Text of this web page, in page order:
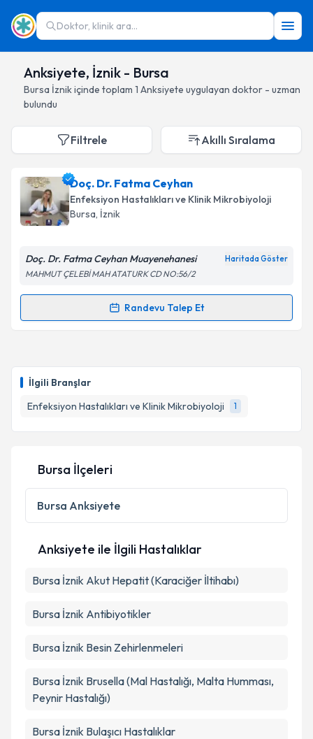
Doktor, klinik ara...
Anksiyete, İznik - Bursa
Bursa İznikiçinde toplam 1 Anksiyete uygulayan doktor - uzman
bulundu
İlgili Branşlar
Enfeksiyon Hastalıkları ve Klinik Mikrobiyoloji
1
Filtrele Akıllı Sıralama
Doç. Dr. Fatma Ceyhan
Enfeksiyon Hastalıkları ve Klinik Mikrobiyoloji
Bursa, İznik
Doç. Dr. Fatma Ceyhan Muayenehanesi Haritada Göster
MAHMUT ÇELEBİ MAH ATATURK CD NO:56/2
Randevu Talep Et
Randevu Takvimi Talebi
takvim hazırlandığında e-posta ile bilgilendireceğiz.
Kişisel verilerimin işlenmesine ilişkinAydınlatma
Metni
'ni okudum ve kişisel verilerimin belirtilen
kapsamda işlenmesini kabul ediyorum.
Takvim Talebini Gönder
Bursa İlçeleri
Bursa Anksiyete
Anksiyete ile İlgili Hastalıklar
Bursa İznik Akut Hepatit (Karaciğer İltihabı)
Bursa İznik Antibiyotikler
Bursa İznik Besin Zehirlenmeleri
Bursa İznik Brusella (Mal Hastalığı, Malta Humması,
Peynir Hastalığı)
Bursa İznik Bulaşıcı Hastalıklar